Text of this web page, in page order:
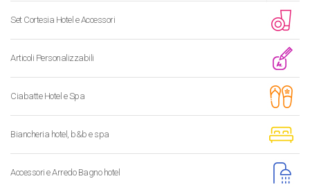
Set Cortesia Hotel e Accessori
Articoli Personalizzabili
Ciabatte Hotel e Spa
Biancheria hotel, b&b e spa
Accessori e Arredo Bagno hotel